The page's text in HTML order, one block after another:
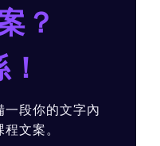
？
段你的文字內
文案。